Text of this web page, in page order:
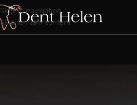
Skip to navigation
Skip to main content